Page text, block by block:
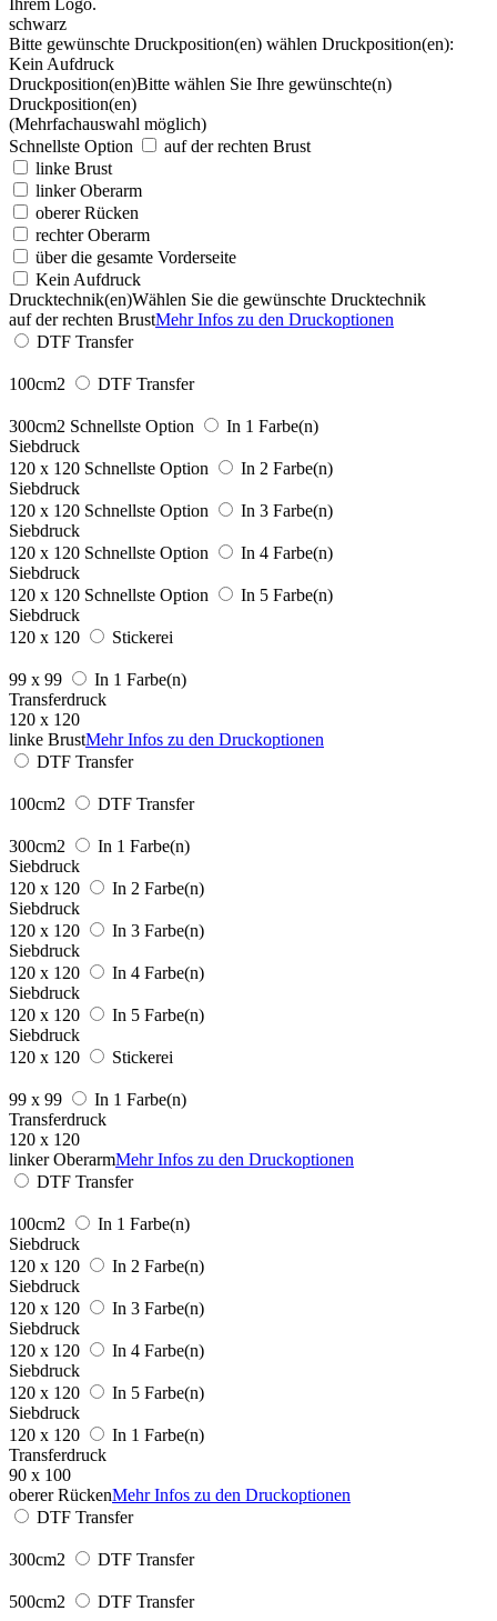
schwarz
Bitte gewünschte Druckposition(en) wählen Druckposition(en):
Kein Aufdruck
Druckposition(en)Bitte wählen Sie Ihre gewünschte(n)
Druckposition(en)
(Mehrfachauswahl möglich)
Schnellste Option
auf der rechten Brust
linke Brust
linker Oberarm
oberer Rücken
rechter Oberarm
über die gesamte Vorderseite
Kein Aufdruck
Drucktechnik(en)Wählen Sie die gewünschte Drucktechnik
auf der rechten BrustMehr Infos zu den Druckoptionen
DTF Transfer
100cm2 DTF Transfer
300cm2 Schnellste Option
In 1 Farbe(n)
Siebdruck
120 x 120 Schnellste Option
In 2 Farbe(n)
Siebdruck
120 x 120 Schnellste Option
In 3 Farbe(n)
Siebdruck
120 x 120 Schnellste Option
In 4 Farbe(n)
Siebdruck
120 x 120 Schnellste Option
In 5 Farbe(n)
Siebdruck
120 x 120
Stickerei
99 x 99
In 1 Farbe(n)
Transferdruck
120 x 120
linke BrustMehr Infos zu den Druckoptionen
DTF Transfer
100cm2 DTF Transfer
300cm2
In 1 Farbe(n)
Siebdruck
120 x 120
In 2 Farbe(n)
Siebdruck
120 x 120
In 3 Farbe(n)
Siebdruck
120 x 120
In 4 Farbe(n)
Siebdruck
120 x 120
In 5 Farbe(n)
Siebdruck
120 x 120
Stickerei
99 x 99
In 1 Farbe(n)
Transferdruck
120 x 120
linker OberarmMehr Infos zu den Druckoptionen
DTF Transfer
100cm2
In 1 Farbe(n)
Siebdruck
120 x 120
In 2 Farbe(n)
Siebdruck
120 x 120
In 3 Farbe(n)
Siebdruck
120 x 120
In 4 Farbe(n)
Siebdruck
120 x 120
In 5 Farbe(n)
Siebdruck
120 x 120
In 1 Farbe(n)
Transferdruck
90 x 100
oberer RückenMehr Infos zu den Druckoptionen
DTF Transfer
300cm2 DTF Transfer
500cm2 DTF Transfer